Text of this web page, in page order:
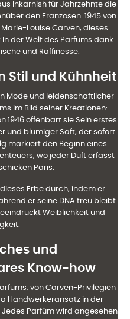
Inkarnish für Jahrzehnte die
den Franzosen. 1945 von
Louise Carven, dieses
In der Welt des Parfüms dank
und Raffinesse.
Stil und Kühnheit
Mode und leidenschaftlicher
im Bild seiner Kreationen:
1946 offenbart sie Sein erstes
und blumiger Saft, der sofort
markiert den Beginn eines
wo jeder Duft erfasst
Paris.
Erbe durch, indem er
er seine DNA treu bleibt:
Weiblichkeit und
und
Know-how
von Carven-Privilegien
Handwerkeransatz in der
Parfüm wird angesehen